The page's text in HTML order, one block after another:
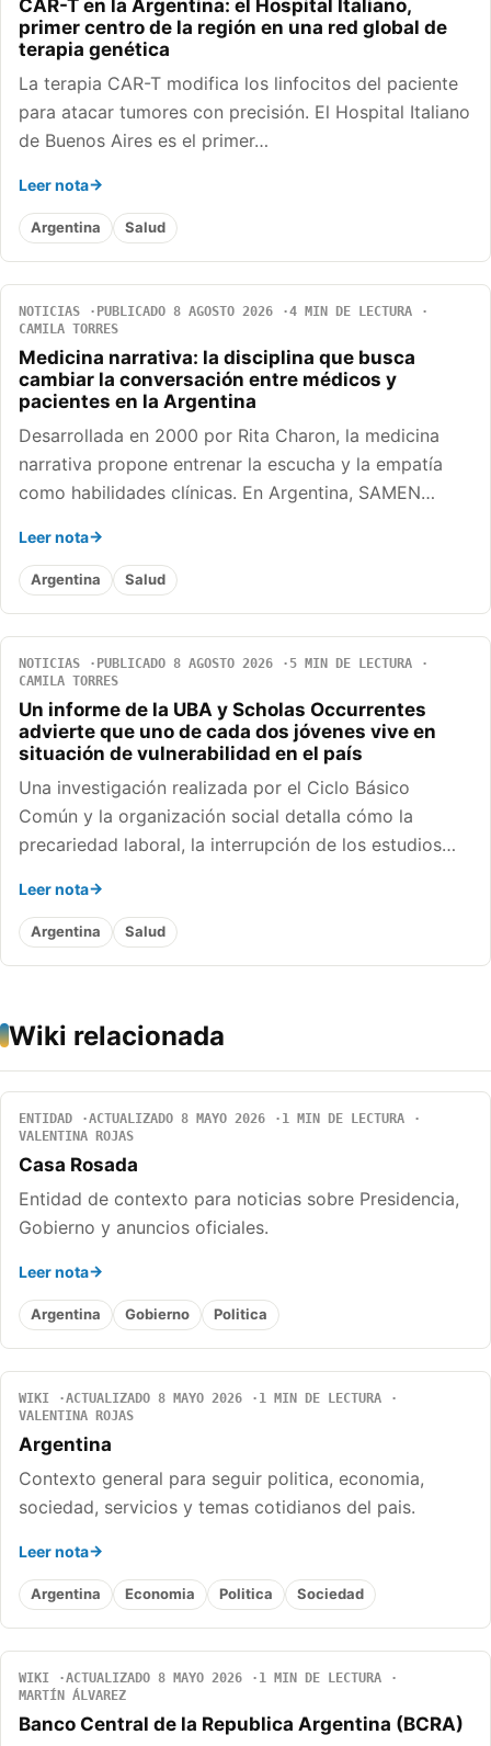
CAR-T en la Argentina: el Hospital Italiano,
primer centro de la región en una red global de
terapia genética
La terapia CAR-T modifica los linfocitos del paciente
para atacar tumores con precisión. El Hospital Italiano
de Buenos Aires es el primer…
Leer nota
Argentina Salud
NOTICIAS PUBLICADO 8 AGOSTO 2026
4 MIN DE LECTURA
CAMILA TORRES
Medicina narrativa: la disciplina que busca
cambiar la conversación entre médicos y
pacientes en la Argentina
Desarrollada en 2000 por Rita Charon, la medicina
narrativa propone entrenar la escucha y la empatía
como habilidades clínicas. En Argentina, SAMEN…
Leer nota
Argentina Salud
NOTICIAS PUBLICADO 8 AGOSTO 2026
5 MIN DE LECTURA
CAMILA TORRES
Un informe de la UBA y Scholas Occurrentes
advierte que uno de cada dos jóvenes vive en
situación de vulnerabilidad en el país
Una investigación realizada por el Ciclo Básico
Común y la organización social detalla cómo la
precariedad laboral, la interrupción de los estudios…
Leer nota
Argentina Salud
Wiki relacionada
ENTIDAD ACTUALIZADO 8 MAYO 2026
1 MIN DE LECTURA
VALENTINA ROJAS
Casa Rosada
Entidad de contexto para noticias sobre Presidencia,
Gobierno y anuncios oficiales.
Leer nota
Argentina Gobierno Politica
WIKI ACTUALIZADO 8 MAYO 2026
1 MIN DE LECTURA
VALENTINA ROJAS
Argentina
Contexto general para seguir politica, economia,
sociedad, servicios y temas cotidianos del pais.
Leer nota
Argentina Economia Politica Sociedad
WIKI ACTUALIZADO 8 MAYO 2026
1 MIN DE LECTURA
MARTÍN ÁLVAREZ
Banco Central de la Republica Argentina (BCRA)